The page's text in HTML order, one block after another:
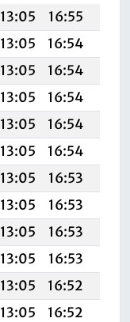
13:05 16:55
13:05 16:54
13:05 16:54
13:05 16:54
13:05 16:54
13:05 16:54
13:05 16:53
13:05 16:53
13:05 16:53
13:05 16:53
13:05 16:52
13:05 16:52